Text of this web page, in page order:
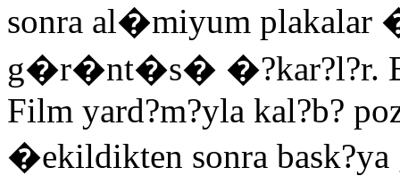
sonra al�miyum plakalar
g�r�nt�s� �?kar?l?r.
Film yard?m?yla kal?b?
�ekildikten sonra